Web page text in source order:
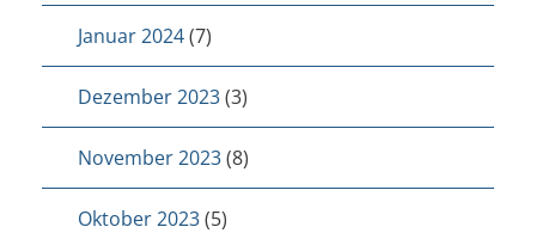
Januar 2024(7)
Dezember 2023(3)
November 2023(8)
Oktober 2023(5)